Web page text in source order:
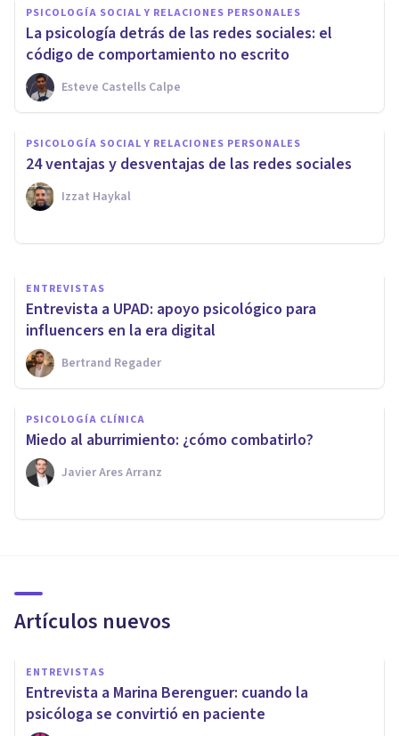
PSICOLOGÍA SOCIAL Y RELACIONES PERSONALES
La psicología detrás de las redes sociales: el
código de comportamiento no escrito
Esteve Castells Calpe
PSICOLOGÍA SOCIAL Y RELACIONES PERSONALES
24 ventajas y desventajas de las redes sociales
Izzat Haykal
Lo bueno y lo malo de las
redes sociales
ENTREVISTAS
Entrevista a UPAD: apoyo psicológico para
influencers en la era digital
Bertrand Regader
PSICOLOGÍA CLÍNICA
Miedo al aburrimiento: ¿cómo combatirlo?
Javier Ares Arranz
Artículos nuevos
ENTREVISTAS
Entrevista a Marina Berenguer: cuando la
psicóloga se convirtió en paciente